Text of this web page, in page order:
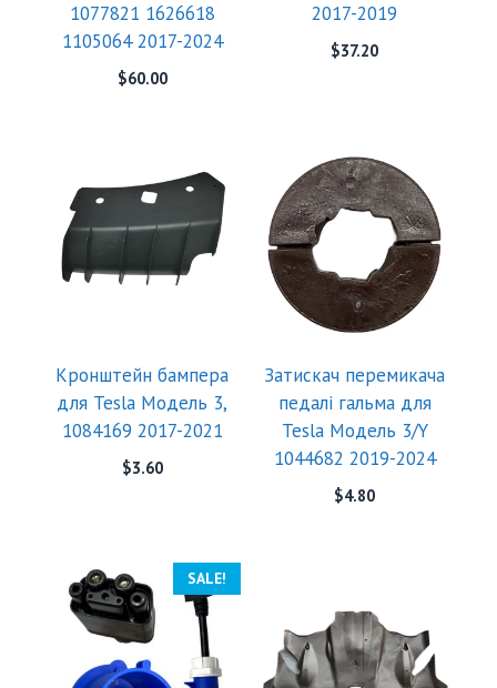
1077821 1626618
1105064 2017-2024
$60.00
2017-2019
$37.20
Кронштейн бампера
для Tesla Модель 3,
1084169 2017-2021
$3.60
Затискач перемикача
педалі гальма для
Tesla Модель 3/Y
1044682 2019-2024
$4.80
SALE!